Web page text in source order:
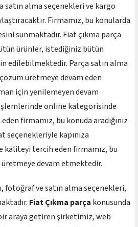
satın alma seçenekleri ve kargo
Firmamız, bu konularda
sunmaktadır. Fiat çıkma parça
ürünler, istediğiniz bütün
edilebilmektedir. Parça satın alma
üretmeye devam eden
için yenilemeyen devam
online kategorisinde
firmamız, bu konuda aradığınız
seçenekleriyle kapınıza
tercih eden firmamız, bu
devam etmektedir.
fotoğraf ve satın alma seçenekleri,
Fiat Çıkma parça konusunda
araya getiren şirketimiz, web